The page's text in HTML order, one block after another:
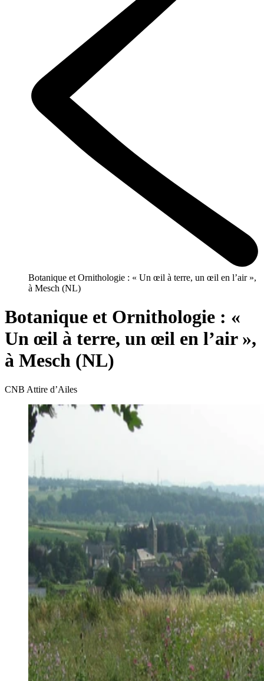
Botanique et Ornithologie : « Un œil à terre, un œil en l’air »,
à Mesch (NL)
Botanique et Ornithologie : «
Un œil à terre, un œil en l’air »,
à Mesch (NL)
CNB Attire d’Ailes